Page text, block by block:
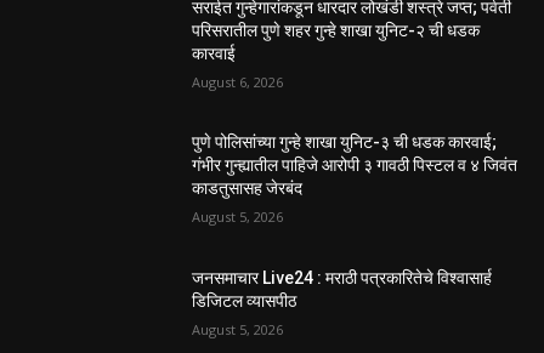
सराईत गुन्हेगारांकडून धारदार लोखंडी शस्त्रे जप्त; पर्वती
परिसरातील पुणे शहर गुन्हे शाखा युनिट-२ ची धडक
कारवाई
August 6, 2026
पुणे पोलिसांच्या गुन्हे शाखा युनिट-३ ची धडक कारवाई;
गंभीर गुन्ह्यातील पाहिजे आरोपी ३ गावठी पिस्टल व ४ जिवंत
काडतुसासह जेरबंद
August 5, 2026
जनसमाचार Live24 : मराठी पत्रकारितेचे विश्वासार्ह
डिजिटल व्यासपीठ
August 5, 2026